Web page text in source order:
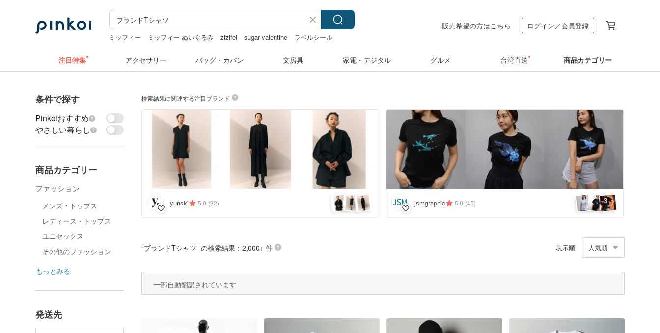
ミッフィー ミッフィー ぬいぐるみ zizifei sugar valentine
ラベルシール
販売希望の方はこちら ログイン／会員登録
注目特集 アクセサリー バッグ・カバン 文房具 家電・デジタル グルメ 台湾直送 商品カテゴリー
条件で探す
Pinkoiおすすめ
やさしい暮らし
商品カテゴリー
ファッション
メンズ・トップス
レディース・トップス
ユニセックス
その他のファッション
もっとみる
発送先
検索結果に関連する注目ブランド
yunski 5.0 (32) jsmgraphic 5.0 (45) +3
“ブランドTシャツ” の検索結果：2,000+ 件 表示順 人気順
一部自動翻訳されています